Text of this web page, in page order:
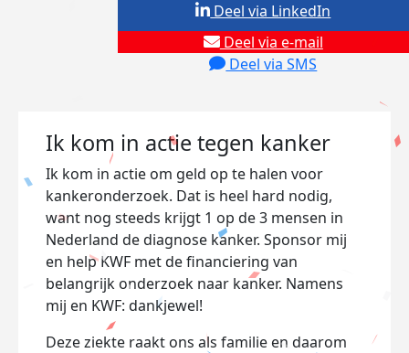
Deel via e-mail
Deel via SMS
Deel via LinkedIn
Ik kom in actie tegen kanker
Ik kom in actie om geld op te halen voor
kankeronderzoek. Dat is heel hard nodig,
want nog steeds krijgt 1 op de 3 mensen in
Nederland de diagnose kanker. Sponsor mij
en help KWF met de financiering van
belangrijk onderzoek naar kanker. Namens
mij en KWF: dankjewel!
Deze ziekte raakt ons als familie en daarom